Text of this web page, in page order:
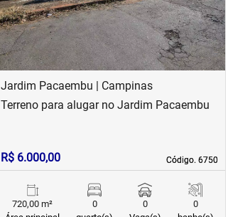
Jardim Pacaembu | Campinas
Código. 6750
Código. 6750
Terreno para alugar no Jardim Pacaembu
R$ 6.000,00
720,00 m²
0
0
0